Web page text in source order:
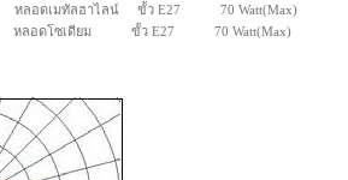
ดเมทัลฮาไลน์ ขั้ว E27 70 Watt(Max)
หลอดโซเดียม ขั้ว E27 70 Watt(Max)